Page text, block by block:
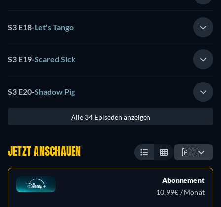
S3 E18-Let's Tango
S3 E19-Scared Sick
S3 E20-Shadow Pig
Alle 34 Episoden anzeigen
JETZT ANSCHAUEN 🇦🇹
Abonnement
10,99€ / Monat